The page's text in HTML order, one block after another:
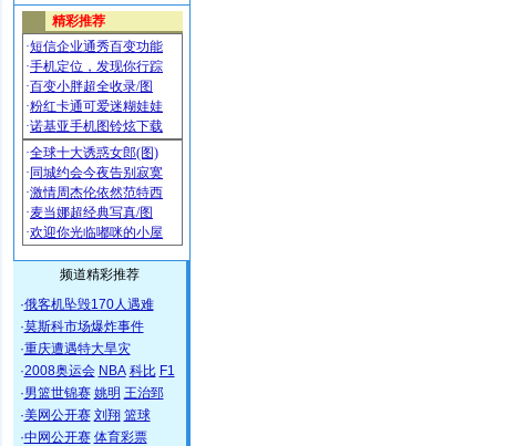
频道精彩推荐
·俄客机坠毁170人遇难
·莫斯科市场爆炸事件
·重庆遭遇特大旱灾
·2008奥运会 NBA 科比 F1
·男篮世锦赛 姚明 王治郅
·美网公开赛 刘翔 篮球
·中网公开赛 体育彩票